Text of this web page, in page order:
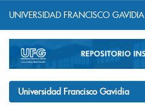
navigation
UNIVERSIDAD FRANCISCO GAVIDIA
Universidad Francisco Gavidia